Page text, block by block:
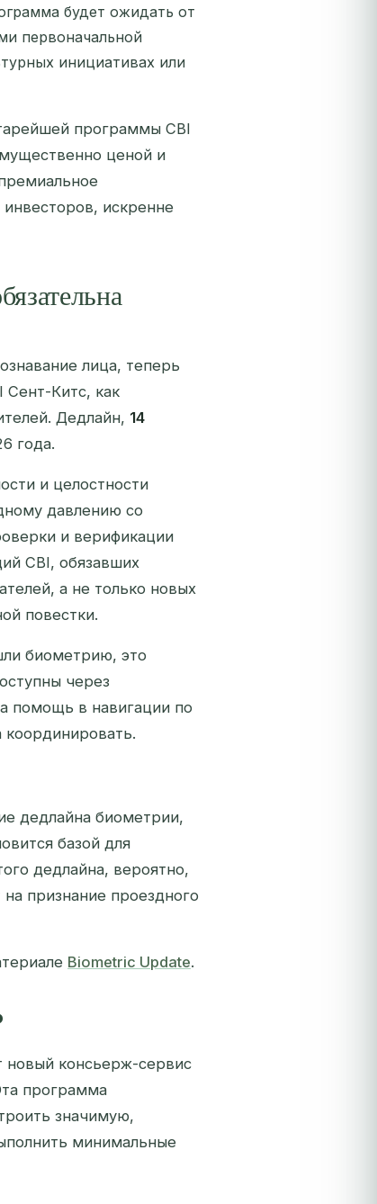
будет ожидать от
первоначальной
инициативах или
программы CBI
ценой и
искренне
лица, теперь
Сент-Китс, как
Дедлайн, 14
года.
и целостности
давлению со
и верификации
CBI, обязавших
а не только новых
повестки.
биометрию, это
через
помощь в навигации по
координировать.
дедлайна биометрии,
базой для
дедлайна, вероятно,
признание проездного
Biometric Update.
новый консьерж-сервис
программа
значимую,
минимальные